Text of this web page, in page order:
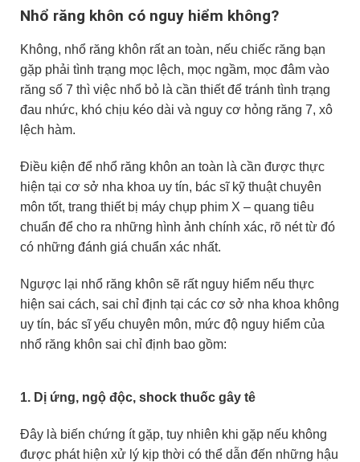
Nhổ răng khôn có nguy hiểm không?
Không, nhổ răng khôn rất an toàn, nếu chiếc răng bạn
gặp phải tình trạng mọc lệch, mọc ngầm, mọc đâm vào
răng số 7 thì việc nhổ bỏ là cần thiết để tránh tình trạng
đau nhức, khó chịu kéo dài và nguy cơ hỏng răng 7, xô
lệch hàm.
Điều kiện để nhổ răng khôn an toàn là cần được thực
hiện tại cơ sở nha khoa uy tín, bác sĩ kỹ thuật chuyên
môn tốt, trang thiết bị máy chụp phim X – quang tiêu
chuẩn để cho ra những hình ảnh chính xác, rõ nét từ đó
có những đánh giá chuẩn xác nhất.
Ngược lại nhổ răng khôn sẽ rất nguy hiểm nếu thực
hiện sai cách, sai chỉ định tại các cơ sở nha khoa không
uy tín, bác sĩ yếu chuyên môn, mức độ nguy hiểm của
nhổ răng khôn sai chỉ định bao gồm:
1. Dị ứng, ngộ độc, shock thuốc gây tê
Đây là biến chứng ít gặp, tuy nhiên khi gặp nếu không
được phát hiện xử lý kịp thời có thể dẫn đến những hậu